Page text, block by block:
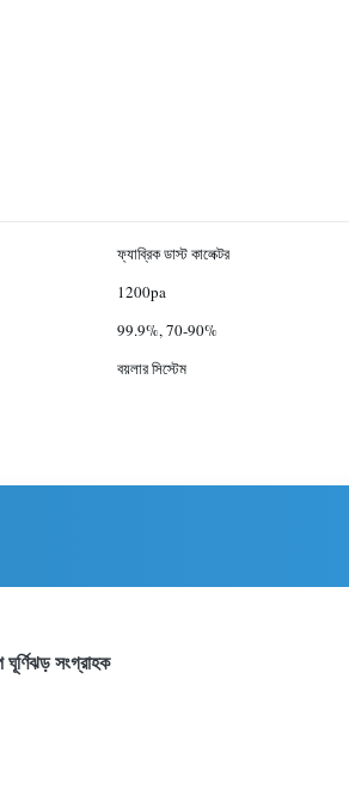
ফ্যাব্রিক ডাস্ট কালেক্টর
1200pa
99.9%, 70-90%
বয়লার সিস্টেম
সংগ্রাহক